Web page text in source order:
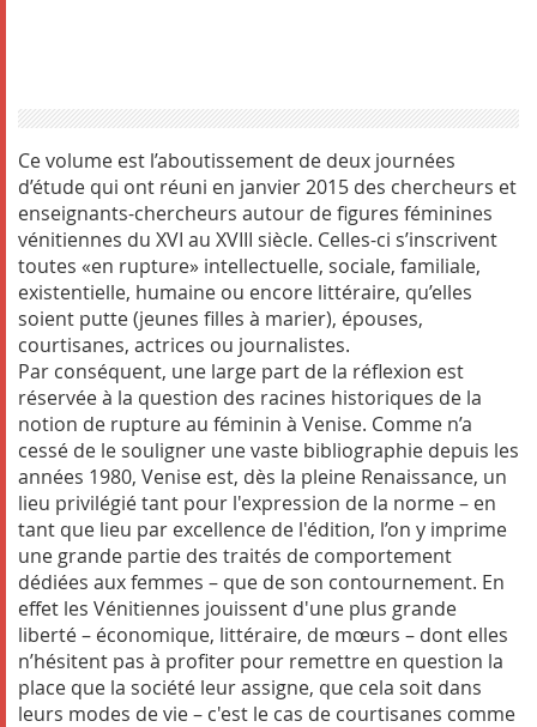
Ce volume est l’aboutissement de deux journées
d’étude qui ont réuni en janvier 2015 des chercheurs et
enseignants-chercheurs autour de figures féminines
vénitiennes du XVI au XVIII siècle. Celles-ci s’inscrivent
toutes «en rupture» intellectuelle, sociale, familiale,
existentielle, humaine ou encore littéraire, qu’elles
soient putte (jeunes filles à marier), épouses,
courtisanes, actrices ou journalistes.
Par conséquent, une large part de la réflexion est
réservée à la question des racines historiques de la
notion de rupture au féminin à Venise. Comme n’a
cessé de le souligner une vaste bibliographie depuis les
années 1980, Venise est, dès la pleine Renaissance, un
lieu privilégié tant pour l'expression de la norme – en
tant que lieu par excellence de l'édition, l’on y imprime
une grande partie des traités de comportement
dédiées aux femmes – que de son contournement. En
effet les Vénitiennes jouissent d'une plus grande
liberté – économique, littéraire, de mœurs – dont elles
n’hésitent pas à profiter pour remettre en question la
place que la société leur assigne, que cela soit dans
leurs modes de vie – c'est le cas de courtisanes comme